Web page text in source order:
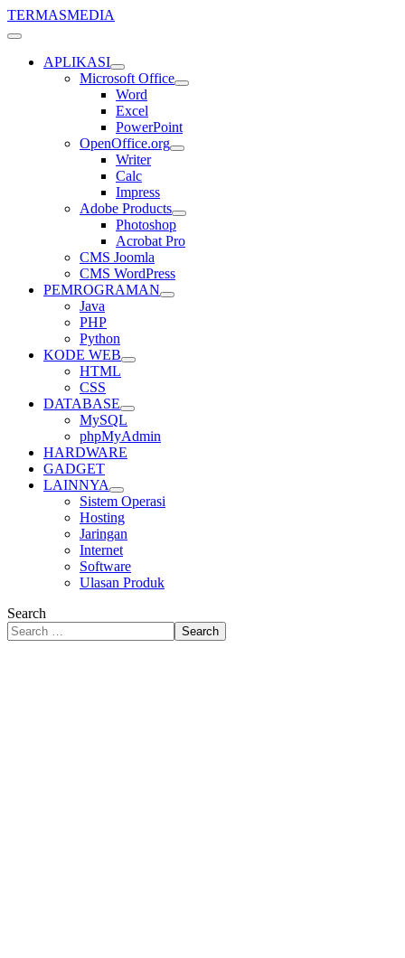
TERMASMEDIA
APLIKASI
Microsoft Office
Word
Excel
PowerPoint
OpenOffice.org
Writer
Calc
Impress
Adobe Products
Photoshop
Acrobat Pro
CMS Joomla
CMS WordPress
PEMROGRAMAN
Java
PHP
Python
KODE WEB
HTML
CSS
DATABASE
MySQL
phpMyAdmin
HARDWARE
GADGET
LAINNYA
Sistem Operasi
Hosting
Jaringan
Internet
Software
Ulasan Produk
Search
Search